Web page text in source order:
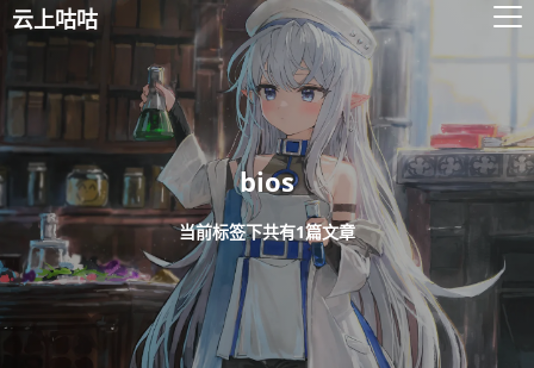
云上咕咕
bios
当前标签下共有1篇文章